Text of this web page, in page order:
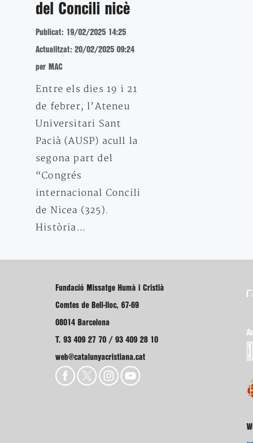
del Concili nicè
Publicat: 19/02/2025 14:25
Actualitzat: 20/02/2025 09:24
per MAC
Entre els dies 19 i 21
de febrer, l’Ateneu
Universitari Sant
Pacià (AUSP) acull la
segona part del
“Congrés
internacional Concili
de Nicea (325).
Història…
Fundació Missatge Humà i Cristià
Comtes de Bell-lloc, 67-69
08014 Barcelona
T. 93 409 27 70 / 93 409 28 10
web@catalunyacristiana.cat